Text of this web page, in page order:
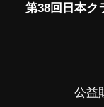
第38回日本ク
公益